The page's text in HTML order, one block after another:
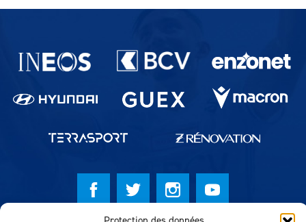
Partenaires du lausanne-Sport